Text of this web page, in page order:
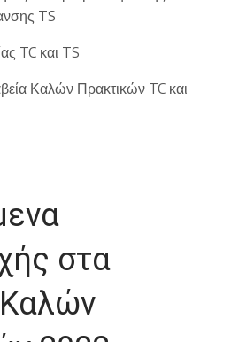
TS
TC και TS
Καλών Πρακτικών TC και
στα